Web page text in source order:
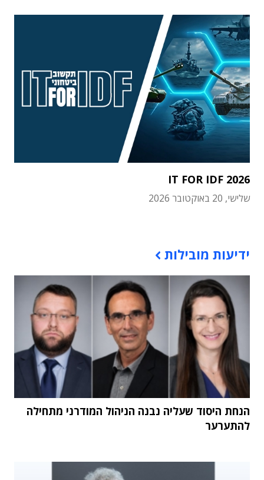
IT FOR IDF 2026
שלישי, 20 באוקטובר 2026
ידיעות מובילות
הנחת היסוד שעליה נבנה הניהול המודרני מתחילה
להתערער